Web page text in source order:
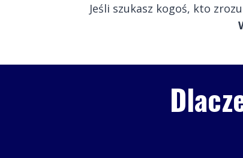
Jeśli szukasz kogoś, kto